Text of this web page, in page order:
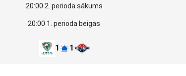
20:00 2. perioda sākums
20:00 1. perioda beigas
1 1